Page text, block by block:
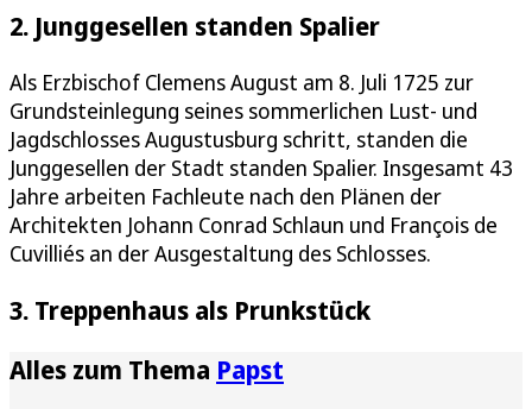
2. Junggesellen standen Spalier
Als Erzbischof Clemens August am 8. Juli 1725 zur
Grundsteinlegung seines sommerlichen Lust- und
Jagdschlosses Augustusburg schritt, standen die
Junggesellen der Stadt standen Spalier. Insgesamt 43
Jahre arbeiten Fachleute nach den Plänen der
Architekten Johann Conrad Schlaun und François de
Cuvilliés an der Ausgestaltung des Schlosses.
3. Treppenhaus als Prunkstück
Alles zum Thema Papst